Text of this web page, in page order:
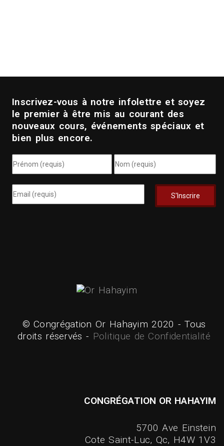
Inscrivez-vous à notre infolettre et soyez
le premier à être mis au courant des
nouveaux cours, événements spéciaux et
bien plus encore.
© Congrégation Or Hahayim 2020 - Tous
droits réservés - Politique de Confidentialité
CONGRÉGATION OR HAHAYIM
5700 Ave Einstein
Cote Saint-Luc, Qc, H4W 1V3